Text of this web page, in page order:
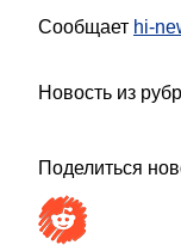
Сообщает hi-
Новость из
Поделиться